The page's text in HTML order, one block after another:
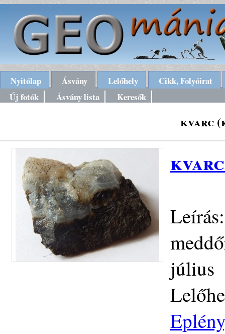
Nyitólap Ásvány Lelőhely
Cikk, Folyóirat
Új fotók
Ásvány lista Keresők
kvarc
július